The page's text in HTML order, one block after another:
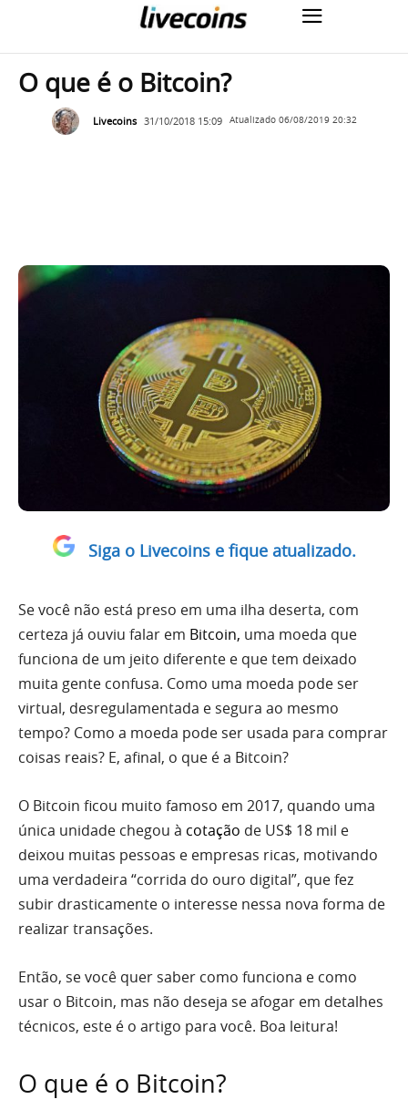
O que é o Bitcoin?
Livecoins 31/10/2018 15:09 Atualizado 06/08/2019 20:32
Siga o Livecoins e fique atualizado.
Se você não está preso em uma ilha deserta, com
certeza já ouviu falar em Bitcoin, uma moeda que
funciona de um jeito diferente e que tem deixado
muita gente confusa. Como uma moeda pode ser
virtual, desregulamentada e segura ao mesmo
tempo? Como a moeda pode ser usada para comprar
coisas reais? E, afinal, o que é a Bitcoin?
O Bitcoin ficou muito famoso em 2017, quando uma
única unidade chegou à cotação de US$ 18 mil e
deixou muitas pessoas e empresas ricas, motivando
uma verdadeira “corrida do ouro digital”, que fez
subir drasticamente o interesse nessa nova forma de
realizar transações.
Então, se você quer saber como funciona e como
usar o Bitcoin, mas não deseja se afogar em detalhes
técnicos, este é o artigo para você. Boa leitura!
O que é o Bitcoin?